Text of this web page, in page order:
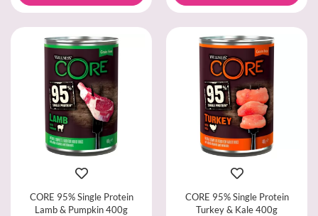
CORE 95% Single Protein
Lamb & Pumpkin 400g
CORE 95% Single Protein
Turkey & Kale 400g